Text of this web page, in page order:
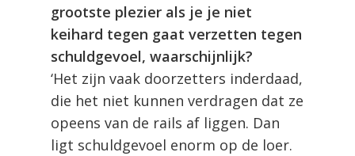
grootste plezier als je je niet
keihard tegen gaat verzetten tegen
schuldgevoel, waarschijnlijk?
‘Het zijn vaak doorzetters inderdaad,
die het niet kunnen verdragen dat ze
opeens van de rails af liggen. Dan
ligt schuldgevoel enorm op de loer.